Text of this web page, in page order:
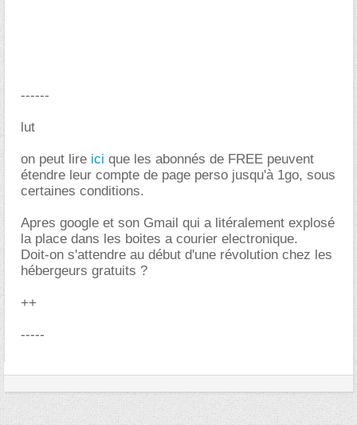
------
lut
on peut lire ici que les abonnés de FREE peuvent
étendre leur compte de page perso jusqu'à 1go, sous
certaines conditions.
Apres google et son Gmail qui a litéralement explosé
la place dans les boites a courier electronique.
Doit-on s'attendre au début d'une révolution chez les
hébergeurs gratuits ?
++
-----